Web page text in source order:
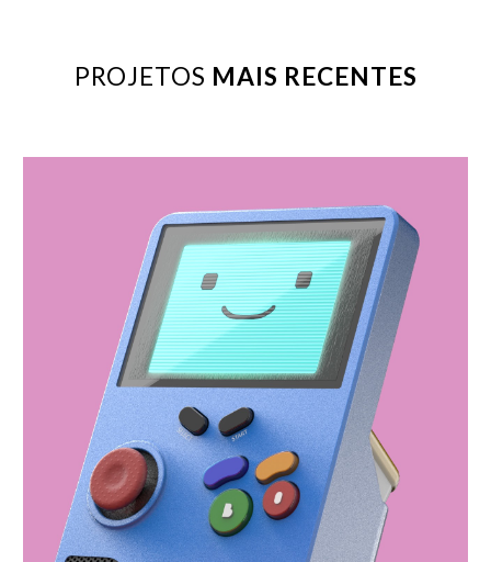
PROJETOS MAIS RECENTES